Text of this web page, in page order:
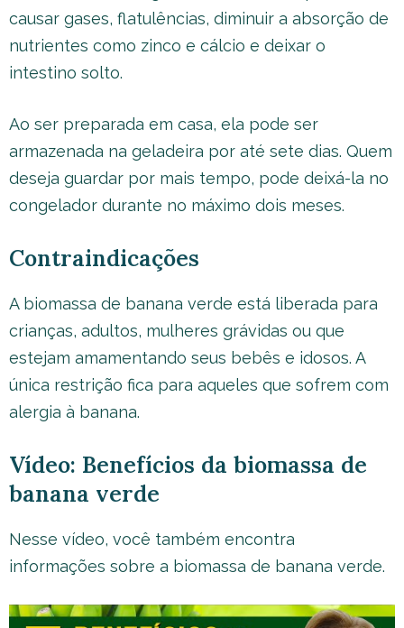
causar gases, flatulências, diminuir a absorção de
nutrientes como zinco e cálcio e deixar o
intestino solto.
Ao ser preparada em casa, ela pode ser
armazenada na geladeira por até sete dias. Quem
deseja guardar por mais tempo, pode deixá-la no
congelador durante no máximo dois meses.
Contraindicações
A biomassa de banana verde está liberada para
crianças, adultos, mulheres grávidas ou que
estejam amamentando seus bebês e idosos. A
única restrição fica para aqueles que sofrem com
alergia à banana.
Vídeo: Benefícios da biomassa de
banana verde
Nesse vídeo, você também encontra
informações sobre a biomassa de banana verde.